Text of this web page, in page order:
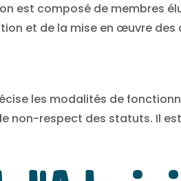
est composé de membres
et de la mise en œuvre des
les modalités de
non-respect des statuts. Il